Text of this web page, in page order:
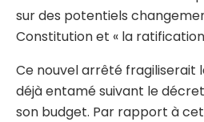
sur des potentiels
Constitution et « la
Ce nouvel arrêté fragiliserait
déjà entamé suivant le
son budget. Par rapport à